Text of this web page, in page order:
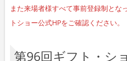
また来場者様すべて事前登録制とな
トショー公式HPをご確認ください。
第96回ギフト・